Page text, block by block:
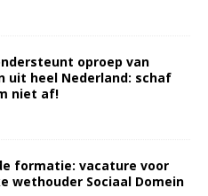
oproep van
uit heel Nederland: schaf
niet af!
formatie: vacature voor
wethouder Sociaal Domein